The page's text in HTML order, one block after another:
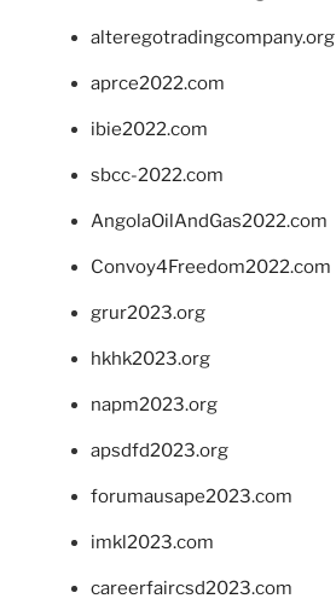
alteregotradingcompany.org
aprce2022.com
ibie2022.com
sbcc-2022.com
AngolaOilAndGas2022.com
Convoy4Freedom2022.com
grur2023.org
hkhk2023.org
napm2023.org
apsdfd2023.org
forumausape2023.com
imkl2023.com
careerfaircsd2023.com